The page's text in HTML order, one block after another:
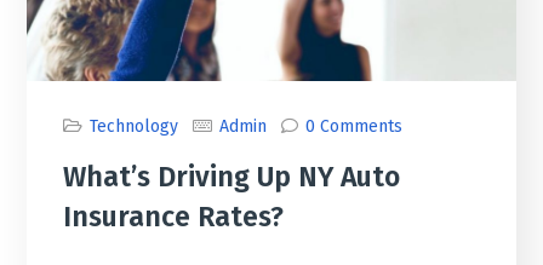
Technology Admin 0 Comments
What’s Driving Up NY Auto
Insurance Rates?